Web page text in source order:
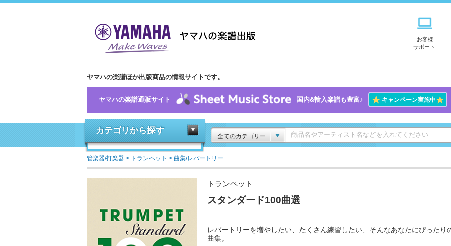
お客様
サポート
ヤマハの楽譜ほか出版商品の情報サイトです。
ヤマハの楽譜通販サイト 国内&輸入楽譜も豊富♪ ★キャンペーン実施中★
カテゴリから探す
全てのカテゴリー
管楽器/打楽器 > トランペット > 曲集/レパートリー
トランペット
スタンダード100曲選
レパートリーを増やしたい、たくさん練習したい、そんなあなたにぴったり
曲集。